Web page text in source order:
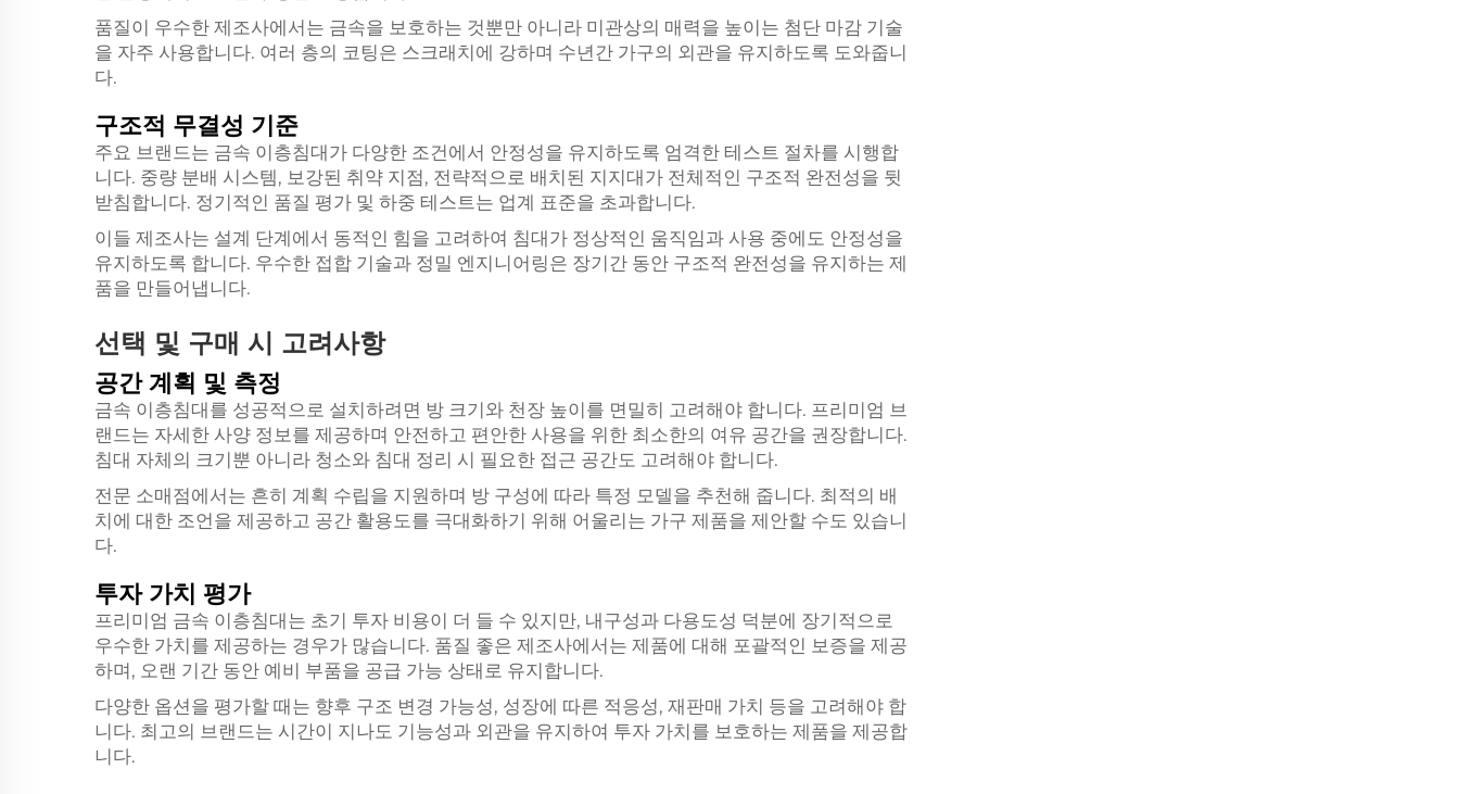
품질이 우수한 제조사에서는 금속을 보호하는 것뿐만 아니라 미관상의 매력을 높이는 첨단 마감 기술
을 자주 사용합니다. 여러 층의 코팅은 스크래치에 강하며 수년간 가구의 외관을 유지하도록 도와줍니
다.
구조적 무결성 기준
주요 브랜드는 금속 이층침대가 다양한 조건에서 안정성을 유지하도록 엄격한 테스트 절차를 시행합
니다. 중량 분배 시스템, 보강된 취약 지점, 전략적으로 배치된 지지대가 전체적인 구조적 완전성을 뒷
받침합니다. 정기적인 품질 평가 및 하중 테스트는 업계 표준을 초과합니다.
이들 제조사는 설계 단계에서 동적인 힘을 고려하여 침대가 정상적인 움직임과 사용 중에도 안정성을
유지하도록 합니다. 우수한 접합 기술과 정밀 엔지니어링은 장기간 동안 구조적 완전성을 유지하는 제
품을 만들어냅니다.
선택 및 구매 시 고려사항
공간 계획 및 측정
금속 이층침대를 성공적으로 설치하려면 방 크기와 천장 높이를 면밀히 고려해야 합니다. 프리미엄 브
랜드는 자세한 사양 정보를 제공하며 안전하고 편안한 사용을 위한 최소한의 여유 공간을 권장합니다.
침대 자체의 크기뿐 아니라 청소와 침대 정리 시 필요한 접근 공간도 고려해야 합니다.
전문 소매점에서는 흔히 계획 수립을 지원하며 방 구성에 따라 특정 모델을 추천해 줍니다. 최적의 배
치에 대한 조언을 제공하고 공간 활용도를 극대화하기 위해 어울리는 가구 제품을 제안할 수도 있습니
다.
투자 가치 평가
프리미엄 금속 이층침대는 초기 투자 비용이 더 들 수 있지만, 내구성과 다용도성 덕분에 장기적으로
우수한 가치를 제공하는 경우가 많습니다. 품질 좋은 제조사에서는 제품에 대해 포괄적인 보증을 제공
하며, 오랜 기간 동안 예비 부품을 공급 가능 상태로 유지합니다.
다양한 옵션을 평가할 때는 향후 구조 변경 가능성, 성장에 따른 적응성, 재판매 가치 등을 고려해야 합
니다. 최고의 브랜드는 시간이 지나도 기능성과 외관을 유지하여 투자 가치를 보호하는 제품을 제공합
니다.